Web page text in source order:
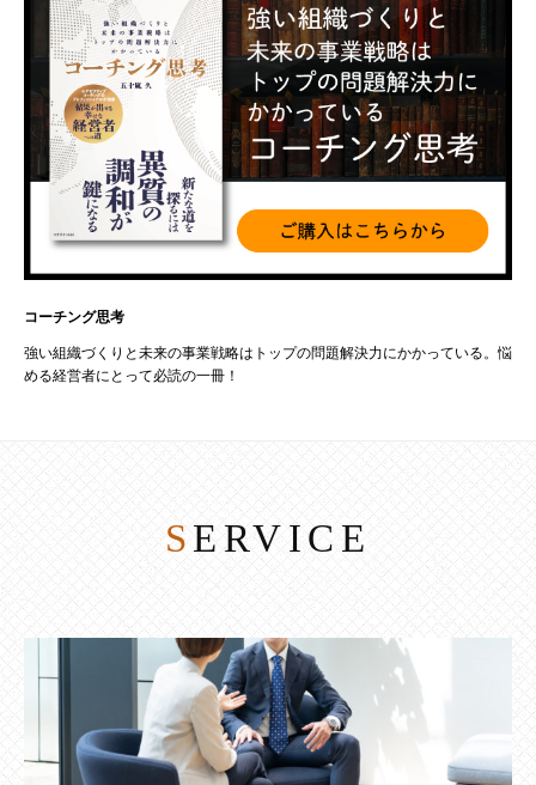
コーチング思考
強い組織づくりと未来の事業戦略はトップの問題解決力にかかっている。悩
める経営者にとって必読の一冊！
SERVICE